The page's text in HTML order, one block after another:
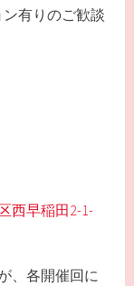
有りのご歓談
西早稲田2-1-
、各開催回に